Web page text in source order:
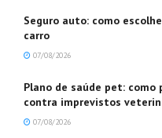
Seguro auto: como
carro
07/08/2026
Plano de saúde pet:
contra imprevistos
07/08/2026